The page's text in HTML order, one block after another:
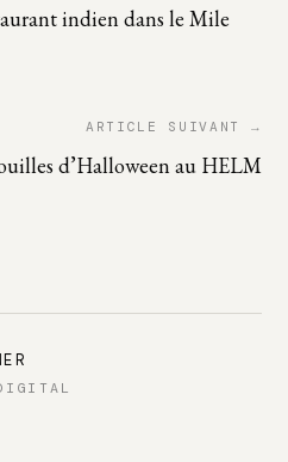
indien dans le Mile
ARTICLE SUIVANT →
d’Halloween au HELM